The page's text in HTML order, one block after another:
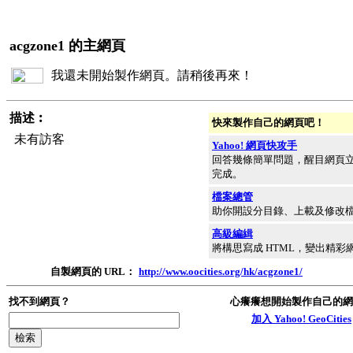
acgzone1 的主網頁
我還未開始製作網頁。請稍後再來！
描述︰
未有訪客
快來製作自己的網頁吧！
Yahoo! 網頁快攻手
回答幾條簡單問題，醒目網頁
完成。
檔案總管
助你開設分目錄、上載及修改
高級編緝
將構思寫成 HTML，變出精彩
自製網頁的 URL： http://www.oocities.org/hk/acgzone1/
找不到網頁？
心癢癢想開始製作自己的
加入 Yahoo! GeoCities